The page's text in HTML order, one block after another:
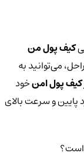
کیف پول من
می‌توانید به
پول امنخود
و سرعت بالای